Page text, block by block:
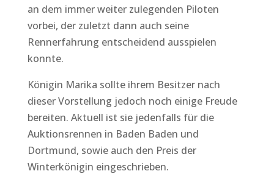
an dem immer weiter zulegenden Piloten
vorbei, der zuletzt dann auch seine
Rennerfahrung entscheidend ausspielen
konnte.
Königin Marika sollte ihrem Besitzer nach
dieser Vorstellung jedoch noch einige Freude
bereiten. Aktuell ist sie jedenfalls für die
Auktionsrennen in Baden Baden und
Dortmund, sowie auch den Preis der
Winterkönigin eingeschrieben.